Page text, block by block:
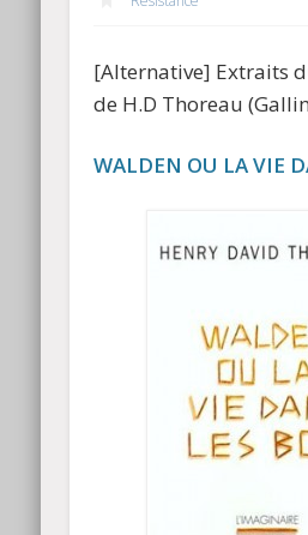
[Alternative] Extraits
de H.D Thoreau
WALDEN OU LA VIE